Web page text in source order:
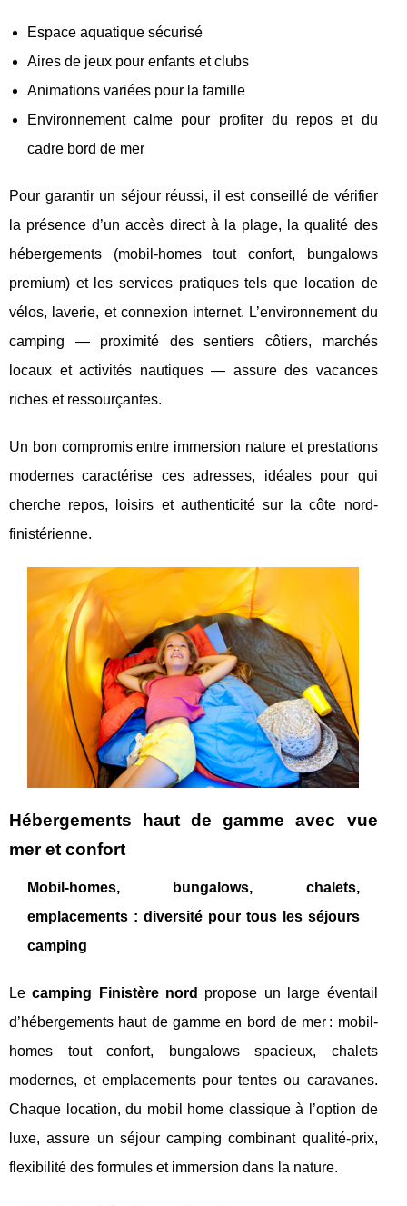
Espace aquatique sécurisé
Aires de jeux pour enfants et clubs
Animations variées pour la famille
Environnement calme pour profiter du repos et du
cadre bord de mer
Pour garantir un séjour réussi, il est conseillé de vérifier
la présence d’un accès direct à la plage, la qualité des
hébergements (mobil-homes tout confort, bungalows
premium) et les services pratiques tels que location de
vélos, laverie, et connexion internet. L’environnement du
camping — proximité des sentiers côtiers, marchés
locaux et activités nautiques — assure des vacances
riches et ressourçantes.
Un bon compromis entre immersion nature et prestations
modernes caractérise ces adresses, idéales pour qui
cherche repos, loisirs et authenticité sur la côte nord-
finistérienne.
Hébergements haut de gamme avec vue
mer et confort
Mobil-homes, bungalows, chalets,
emplacements : diversité pour tous les séjours
camping
Lecamping Finistère nord
propose un large éventail
d’hébergements haut de gamme en bord de mer : mobil-
homes tout confort, bungalows spacieux, chalets
modernes, et emplacements pour tentes ou caravanes.
Chaque location, du mobil home classique à l’option de
luxe, assure un séjour camping combinant qualité-prix,
flexibilité des formules et immersion dans la nature.